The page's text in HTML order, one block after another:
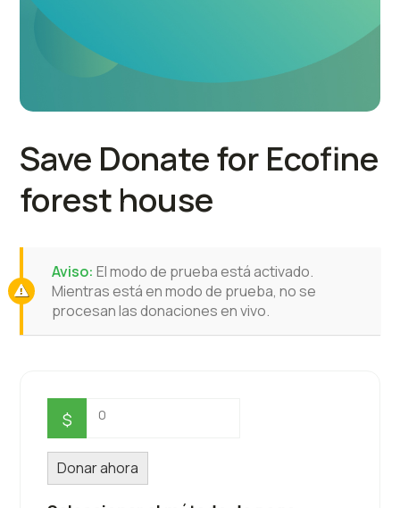
Save Donate for Ecofine
forest house
Aviso: El modo de prueba está activado.
Mientras está en modo de prueba, no se
procesan las donaciones en vivo.
$ 0
Donar ahora